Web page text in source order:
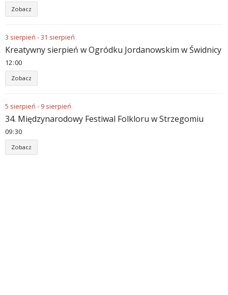
Zobacz
3 sierpień -31 sierpień
Kreatywny sierpień w Ogródku Jordanowskim w Świdnicy
12:00
Zobacz
5 sierpień - 9 sierpień
34. Międzynarodowy Festiwal Folkloru w Strzegomiu
09:30
Zobacz